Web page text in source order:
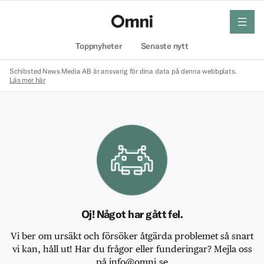
Toppnyheter Senaste nytt
meny
Schibsted News Media AB är ansvarig för dina data på denna webbplats.
Läs mer här
Oj! Något har gått fel.
Vi ber om ursäkt och försöker åtgärda problemet så snart
vi kan, håll ut! Har du frågor eller funderingar? Mejla oss